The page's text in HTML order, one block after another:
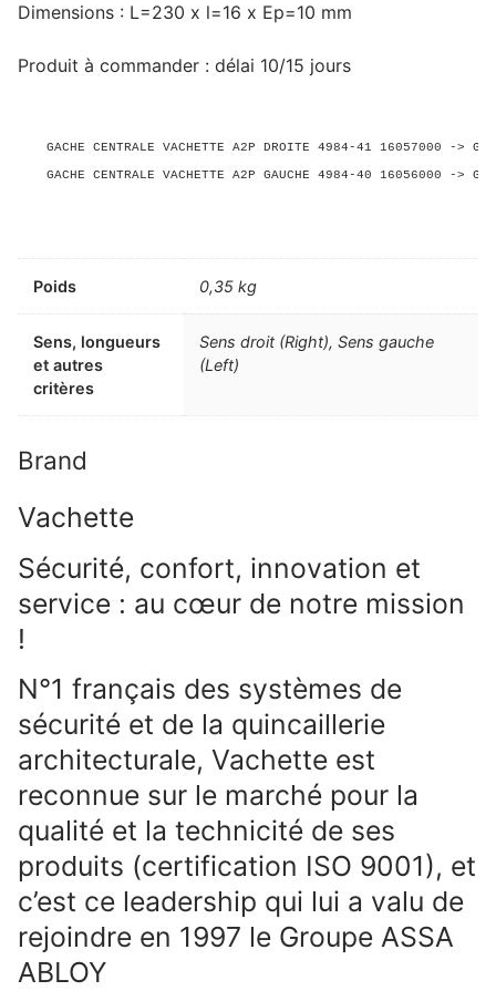
Dimensions : L=230 x l=16 x Ep=10 mm
Produit à commander : délai 10/15 jours
GACHE CENTRALE VACHETTE A2P DROITE 4984-41 16057000 ->
GACHE CENTRALE VACHETTE A2P GAUCHE 4984-40 16056000 ->
Poids 0,35 kg
Sens, longueurs
et autres
critères
Sens droit (Right), Sens gauche
(Left)
Brand
Vachette
Sécurité, confort, innovation et
service : au cœur de notre mission
!
N°1 français des systèmes de
sécurité et de la quincaillerie
architecturale, Vachette est
reconnue sur le marché pour la
qualité et la technicité de ses
produits (certification ISO 9001), et
c’est ce leadership qui lui a valu de
rejoindre en 1997 le Groupe ASSA
ABLOY